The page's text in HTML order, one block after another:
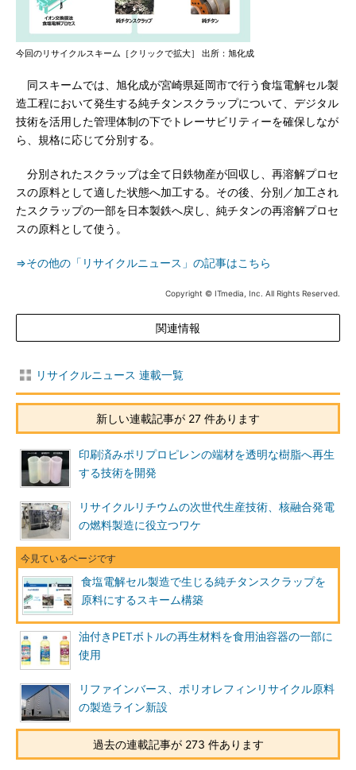
今回のリサイクルスキーム［クリックで拡大］ 出所：旭化成
同スキームでは、旭化成が宮崎県延岡市で行う食塩電解セル製
造工程において発生する純チタンスクラップについて、デジタル
技術を活用した管理体制の下でトレーサビリティーを確保しなが
ら、規格に応じて分別する。
分別されたスクラップは全て日鉄物産が回収し、再溶解プロセ
スの原料として適した状態へ加工する。その後、分別／加工され
たスクラップの一部を日本製鉄へ戻し、純チタンの再溶解プロセ
スの原料として使う。
⇒その他の「リサイクルニュース」の記事はこちら
Copyright © ITmedia, Inc. All Rights Reserved.
関連情報
リサイクルニュース 連載一覧
新しい連載記事が 27 件あります
印刷済みポリプロピレンの端材を透明な樹脂へ再生
する技術を開発
リサイクルリチウムの次世代生産技術、核融合発電
の燃料製造に役立つワケ
食塩電解セル製造で生じる純チタンスクラップを
原料にするスキーム構築
油付きPETボトルの再生材料を食用油容器の一部に
使用
リファインバース、ポリオレフィンリサイクル原料
の製造ライン新設
過去の連載記事が 273 件あります